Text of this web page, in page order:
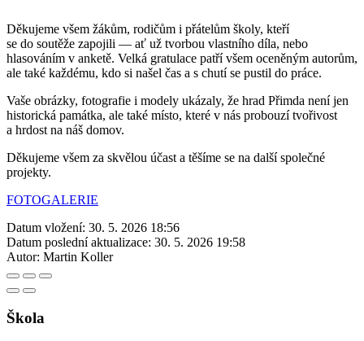
Děkujeme všem žákům, rodičům i přátelům školy, kteří
se do soutěže zapojili — ať už tvorbou vlastního díla, nebo
hlasováním v anketě. Velká gratulace patří všem oceněným autorům,
ale také každému, kdo si našel čas a s chutí se pustil do práce.
Vaše obrázky, fotografie i modely ukázaly, že hrad Přimda není jen
historická památka, ale také místo, které v nás probouzí tvořivost
a hrdost na náš domov.
Děkujeme všem za skvělou účast a těšíme se na další společné
projekty.
FOTOGALERIE
Datum vložení: 30. 5. 2026 18:56
Datum poslední aktualizace: 30. 5. 2026 19:58
Autor: Martin Koller
Škola